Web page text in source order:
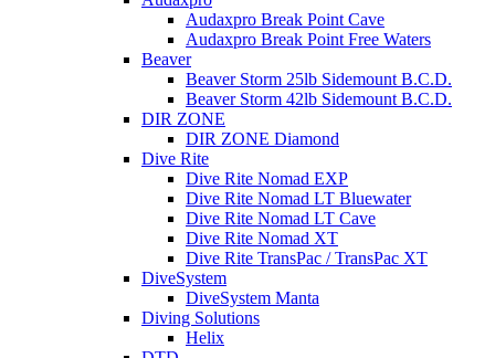
Audaxpro Break Point Cave
Audaxpro Break Point Free Waters
Beaver
Beaver Storm 25lb Sidemount B.C.D.
Beaver Storm 42lb Sidemount B.C.D.
DIR ZONE
DIR ZONE Diamond
Dive Rite
Dive Rite Nomad EXP
Dive Rite Nomad LT Bluewater
Dive Rite Nomad LT Cave
Dive Rite Nomad XT
Dive Rite TransPac / TransPac XT
DiveSystem
DiveSystem Manta
Diving Solutions
Helix